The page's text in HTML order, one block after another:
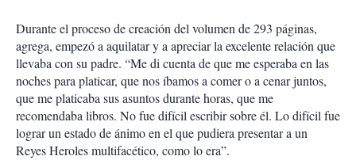
Durante el proceso de creación del volumen de 293 páginas,
agrega, empezó a aquilatar y a apreciar la excelente relación que
llevaba con su padre. “Me di cuenta de que me esperaba en las
noches para platicar, que nos íbamos a comer o a cenar juntos,
que me platicaba sus asuntos durante horas, que me
recomendaba libros. No fue difícil escribir sobre él. Lo difícil fue
lograr un estado de ánimo en el que pudiera presentar a un
Reyes Heroles multifacético, como lo era”.